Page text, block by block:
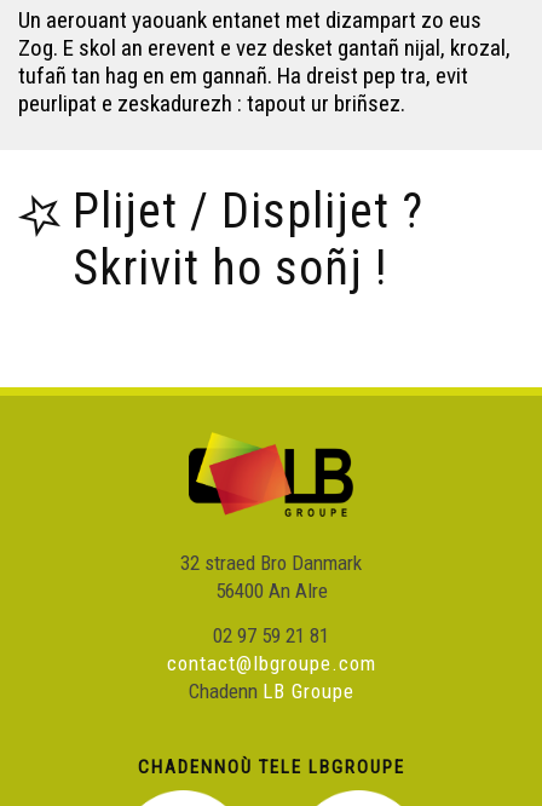
Un aerouant yaouank entanet met dizampart zo eus
Zog. E skol an erevent e vez desket gantañ nijal, krozal,
tufañ tan hag en em gannañ. Ha dreist pep tra, evit
peurlipat e zeskadurezh : tapout ur briñsez.
Plijet / Displijet ?
Skrivit ho soñj !
32 straed Bro Danmark
56400 An Alre
02 97 59 21 81
contact@lbgroupe.com
Chadenn LB Groupe
CHADENNOÙ TELE LBGROUPE